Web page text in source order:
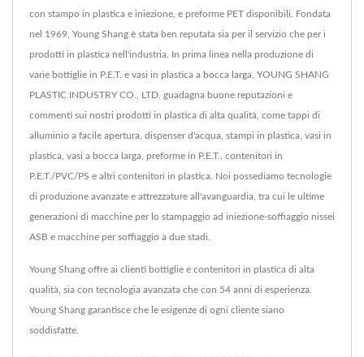
con stampo in plastica e iniezione, e preforme PET disponibili. Fondata
nel 1969, Young Shang è stata ben reputata sia per il servizio che per i
prodotti in plastica nell'industria. In prima linea nella produzione di
varie bottiglie in P.E.T. e vasi in plastica a bocca larga, YOUNG SHANG
PLASTIC INDUSTRY CO., LTD. guadagna buone reputazioni e
commenti sui nostri prodotti in plastica di alta qualità, come tappi di
alluminio a facile apertura, dispenser d'acqua, stampi in plastica, vasi in
plastica, vasi a bocca larga, preforme in P.E.T., contenitori in
P.E.T./PVC/PS e altri contenitori in plastica. Noi possediamo tecnologie
di produzione avanzate e attrezzature all'avanguardia, tra cui le ultime
generazioni di macchine per lo stampaggio ad iniezione-soffiaggio nissei
ASB e macchine per soffiaggio a due stadi.
Young Shang offre ai clienti bottiglie e contenitori in plastica di alta
qualità, sia con tecnologia avanzata che con 54 anni di esperienza.
Young Shang garantisce che le esigenze di ogni cliente siano
soddisfatte.